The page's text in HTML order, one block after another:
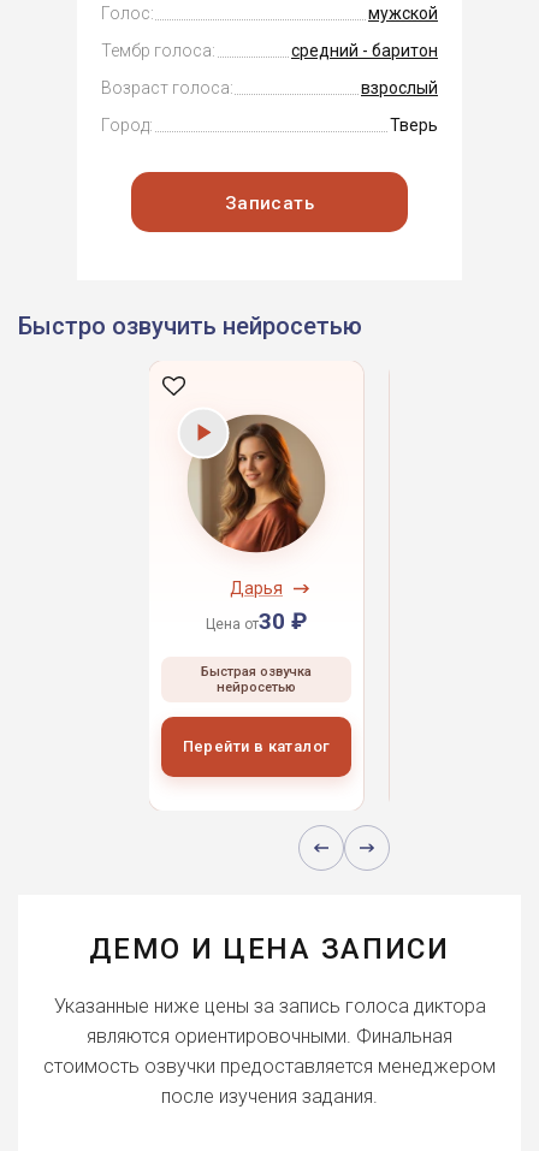
Голос:
мужской
Тембр голоса:
средний - баритон
Возраст голоса:
взрослый
Город:
Тверь
Записать
Быстро озвучить нейросетью
Дарья
Цена от30 ₽
Быстрая озвучка
нейросетью
Перейти в каталог
ДЕМО И ЦЕНА ЗАПИСИ
Указанные ниже цены за запись голоса диктора
являются ориентировочными. Финальная
стоимость озвучки предоставляется менеджером
после изучения задания.